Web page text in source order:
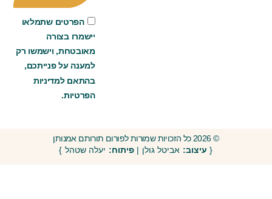
הפרטים שתמלאו
יישמרו בצורה
מאובטחת, וישמשו רק
למענה על פנייתכם,
בהתאם למדיניות
הפרטיות.
© 2026 כל הזכויות שמורות לפורום תורותם אמנותן
{ עיצוב: אביטל גולן | פיתוח: יעלה שטהל }